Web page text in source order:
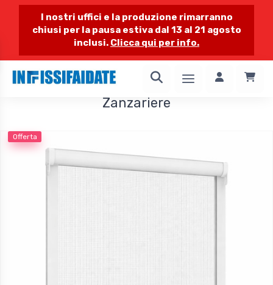
I nostri uffici e la produzione rimarranno
chiusi per la pausa estiva dal 13 al 21 agosto
inclusi. Clicca qui per info.
1 / 4
Zanzariere
Offerta